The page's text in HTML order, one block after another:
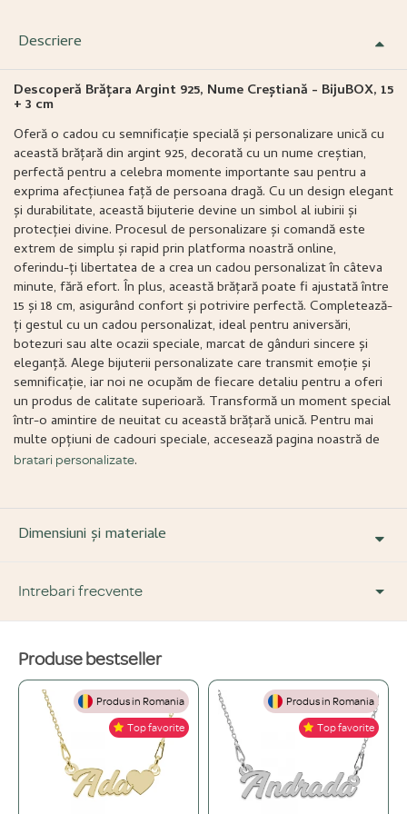
Descriere
Descoperă Brățara Argint 925, Nume Creștiană - BijuBOX, 15
+ 3 cm
Oferă o cadou cu semnificație specială și personalizare unică cu
această brățară din argint 925, decorată cu un nume creștian,
perfectă pentru a celebra momente importante sau pentru a
exprima afecțiunea față de persoana dragă. Cu un design elegant
și durabilitate, această bijuterie devine un simbol al iubirii și
protecției divine. Procesul de personalizare și comandă este
extrem de simplu și rapid prin platforma noastră online,
oferindu-ți libertatea de a crea un cadou personalizat în câteva
minute, fără efort. În plus, această brățară poate fi ajustată între
15 și 18 cm, asigurând confort și potrivire perfectă. Completează-
ți gestul cu un cadou personalizat, ideal pentru aniversări,
botezuri sau alte ocazii speciale, marcat de gânduri sincere și
eleganță. Alege bijuterii personalizate care transmit emoție și
semnificație, iar noi ne ocupăm de fiecare detaliu pentru a oferi
un produs de calitate superioară. Transformă un moment special
într-o amintire de neuitat cu această brățară unică. Pentru mai
multe opțiuni de cadouri speciale, accesează pagina noastră de
bratari personalizate.
Dimensiuni și materiale
Intrebari frecvente
DESPRE PRODUS ȘI MATERIALE
Din ce materiale sunt fabricate bijuteriile voastre?
Folosim doar materiale de înaltă calitate, atent selecționate: Argint 925,
Aur de 14K și Oțel inoxidabil.
Ce înseamnă o bijuterie "placată" și care este diferența față de una din
aur masiv?
Produse bestseller
Produs in Romania
Top favorite
Produs in Romania
Top favorite